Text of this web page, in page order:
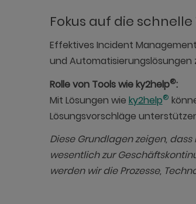
Fokus auf die
Effektives Incident
und Automatisierungslösungen
Rolle von Tools wie ky2help®:
Mit Lösungen wie ky2help®
Lösungsvorschläge
Diese Grundlagen zeigen,
wesentlich zur
werden wir die Prozesse,